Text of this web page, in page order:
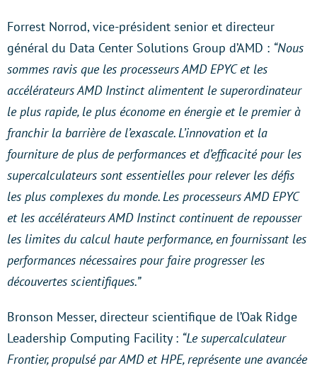
Forrest Norrod, vice-président senior et directeur
général du Data Center Solutions Group d’AMD : “Nous
sommes ravis que les processeurs AMD EPYC et les
accélérateurs AMD Instinct alimentent le superordinateur
le plus rapide, le plus économe en énergie et le premier à
franchir la barrière de l’exascale. L’innovation et la
fourniture de plus de performances et d’efficacité pour les
supercalculateurs sont essentielles pour relever les défis
les plus complexes du monde. Les processeurs AMD EPYC
et les accélérateurs AMD Instinct continuent de repousser
les limites du calcul haute performance, en fournissant les
performances nécessaires pour faire progresser les
découvertes scientifiques.”
Bronson Messer, directeur scientifique de l’Oak Ridge
Leadership Computing Facility : “Le supercalculateur
Frontier, propulsé par AMD et HPE, représente une avancée